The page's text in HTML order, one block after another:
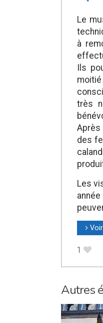
Le
à
Ils
très
Après
des
Les
l
1 B
Autres